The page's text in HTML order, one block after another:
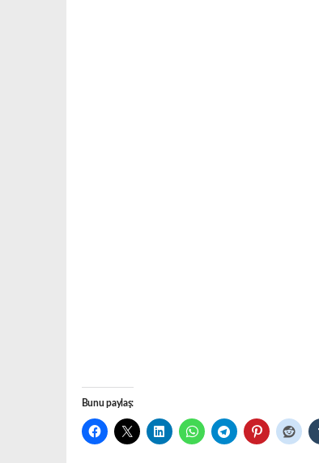
Bunu paylaş: